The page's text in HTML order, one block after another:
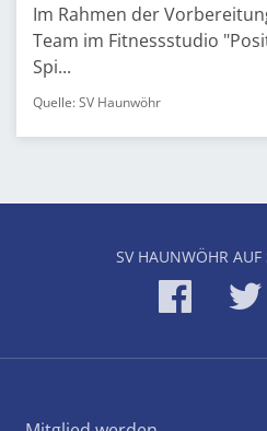
Im Rahmen der
Team im Fitnessstudio
Spi...
Quelle: SV Haunwöhr
SV HAUNWÖHR